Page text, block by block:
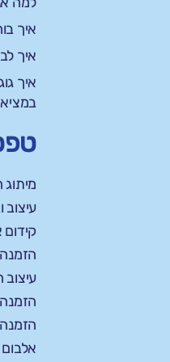
איך
איך
איך
עיצוב
קידום
עיצוב